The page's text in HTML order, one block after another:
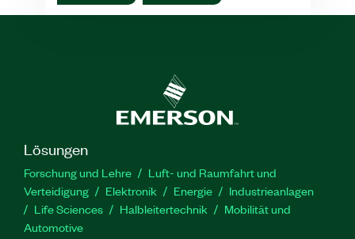
Lösungen
Forschung und Lehre
Luft- und Raumfahrt und
Verteidigung
Elektronik Energie
Industrieanlagen
Life Sciences
Halbleitertechnik
Mobilität und
Automotive